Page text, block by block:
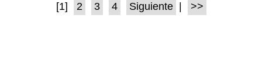
[1] 2 3 4 Siguiente >>